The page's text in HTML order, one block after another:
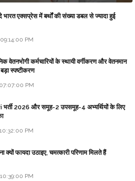
भारत एक्सप्रेस में बर्थों की संख्या डबल से ज्यादा हुई
PM
वेतनभोगी कर्मचारियों के स्थायी वर्गीकरण और वेतनमान
स्पष्टीकरण
PM
2026 और समूह-2 उपसमूह-4 अभ्यर्थियों के लिए
PM
क्यों फायदा उठाइए, चमत्कारी परिणाम मिलते हैं
PM